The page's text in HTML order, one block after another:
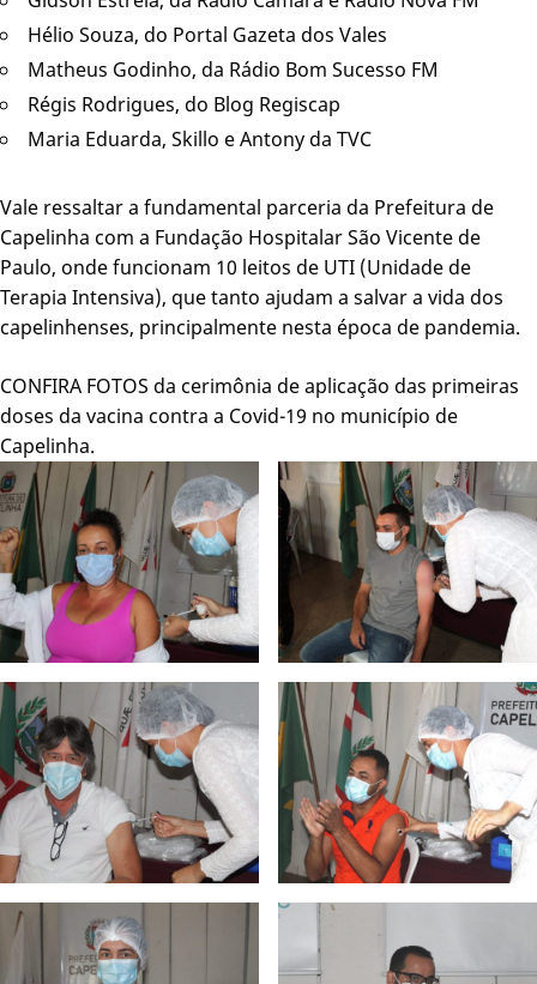
Hélio Souza, do Portal Gazeta dos Vales
Matheus Godinho, da Rádio Bom Sucesso FM
Régis Rodrigues, do Blog Regiscap
Maria Eduarda, Skillo e Antony da TVC
Vale ressaltar a fundamental parceria da Prefeitura de
Capelinha com a Fundação Hospitalar São Vicente de
Paulo, onde funcionam 10 leitos de UTI (Unidade de
Terapia Intensiva), que tanto ajudam a salvar a vida dos
capelinhenses, principalmente nesta época de pandemia.
CONFIRA FOTOS da cerimônia de aplicação das primeiras
doses da vacina contra a Covid-19 no município de
Capelinha.